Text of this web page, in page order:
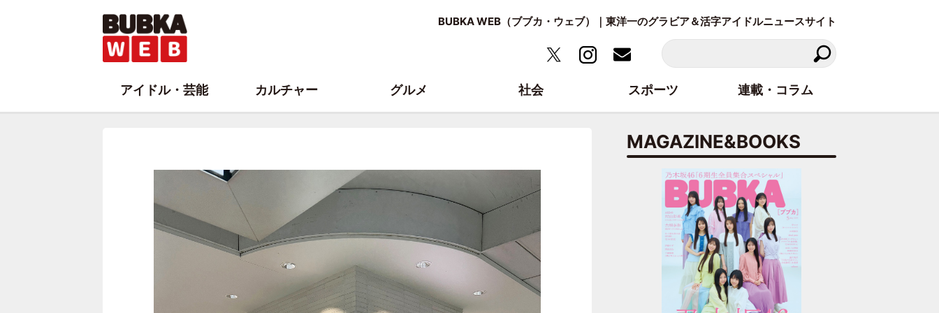
BUBKA WEB（ブブカ・ウェブ）｜東洋一のグラビア＆活字アイドルニュースサイト
MAGAZINE&BOOKS
アイドル・芸能 カルチャー グルメ 社会 スポーツ 連載・コラム